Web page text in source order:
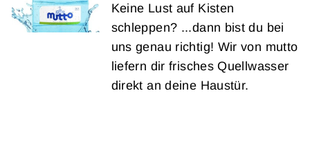
Keine Lust auf Kisten
schleppen? ...dann bist du bei
uns genau richtig! Wir von mutto
liefern dir frisches Quellwasser
direkt an deine Haustür.